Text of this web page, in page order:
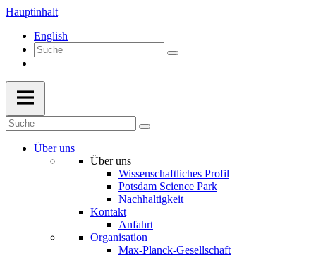
Hauptinhalt
English
Über uns
Über uns
Wissenschaftliches Profil
Potsdam Science Park
Nachhaltigkeit
Kontakt
Anfahrt
Organisation
Max-Planck-Gesellschaft